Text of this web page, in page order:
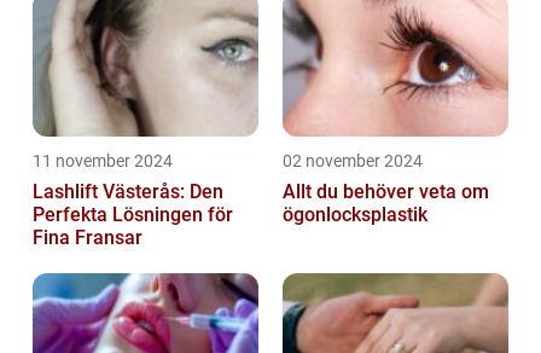
11 november 2024
Lashlift Västerås: Den
Perfekta Lösningen för
Fina Fransar
02 november 2024
Allt du behöver veta om
ögonlocksplastik